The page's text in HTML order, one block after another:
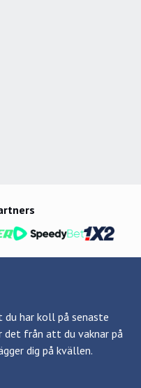
du har koll på senaste
det från att du vaknar på
dig på kvällen.